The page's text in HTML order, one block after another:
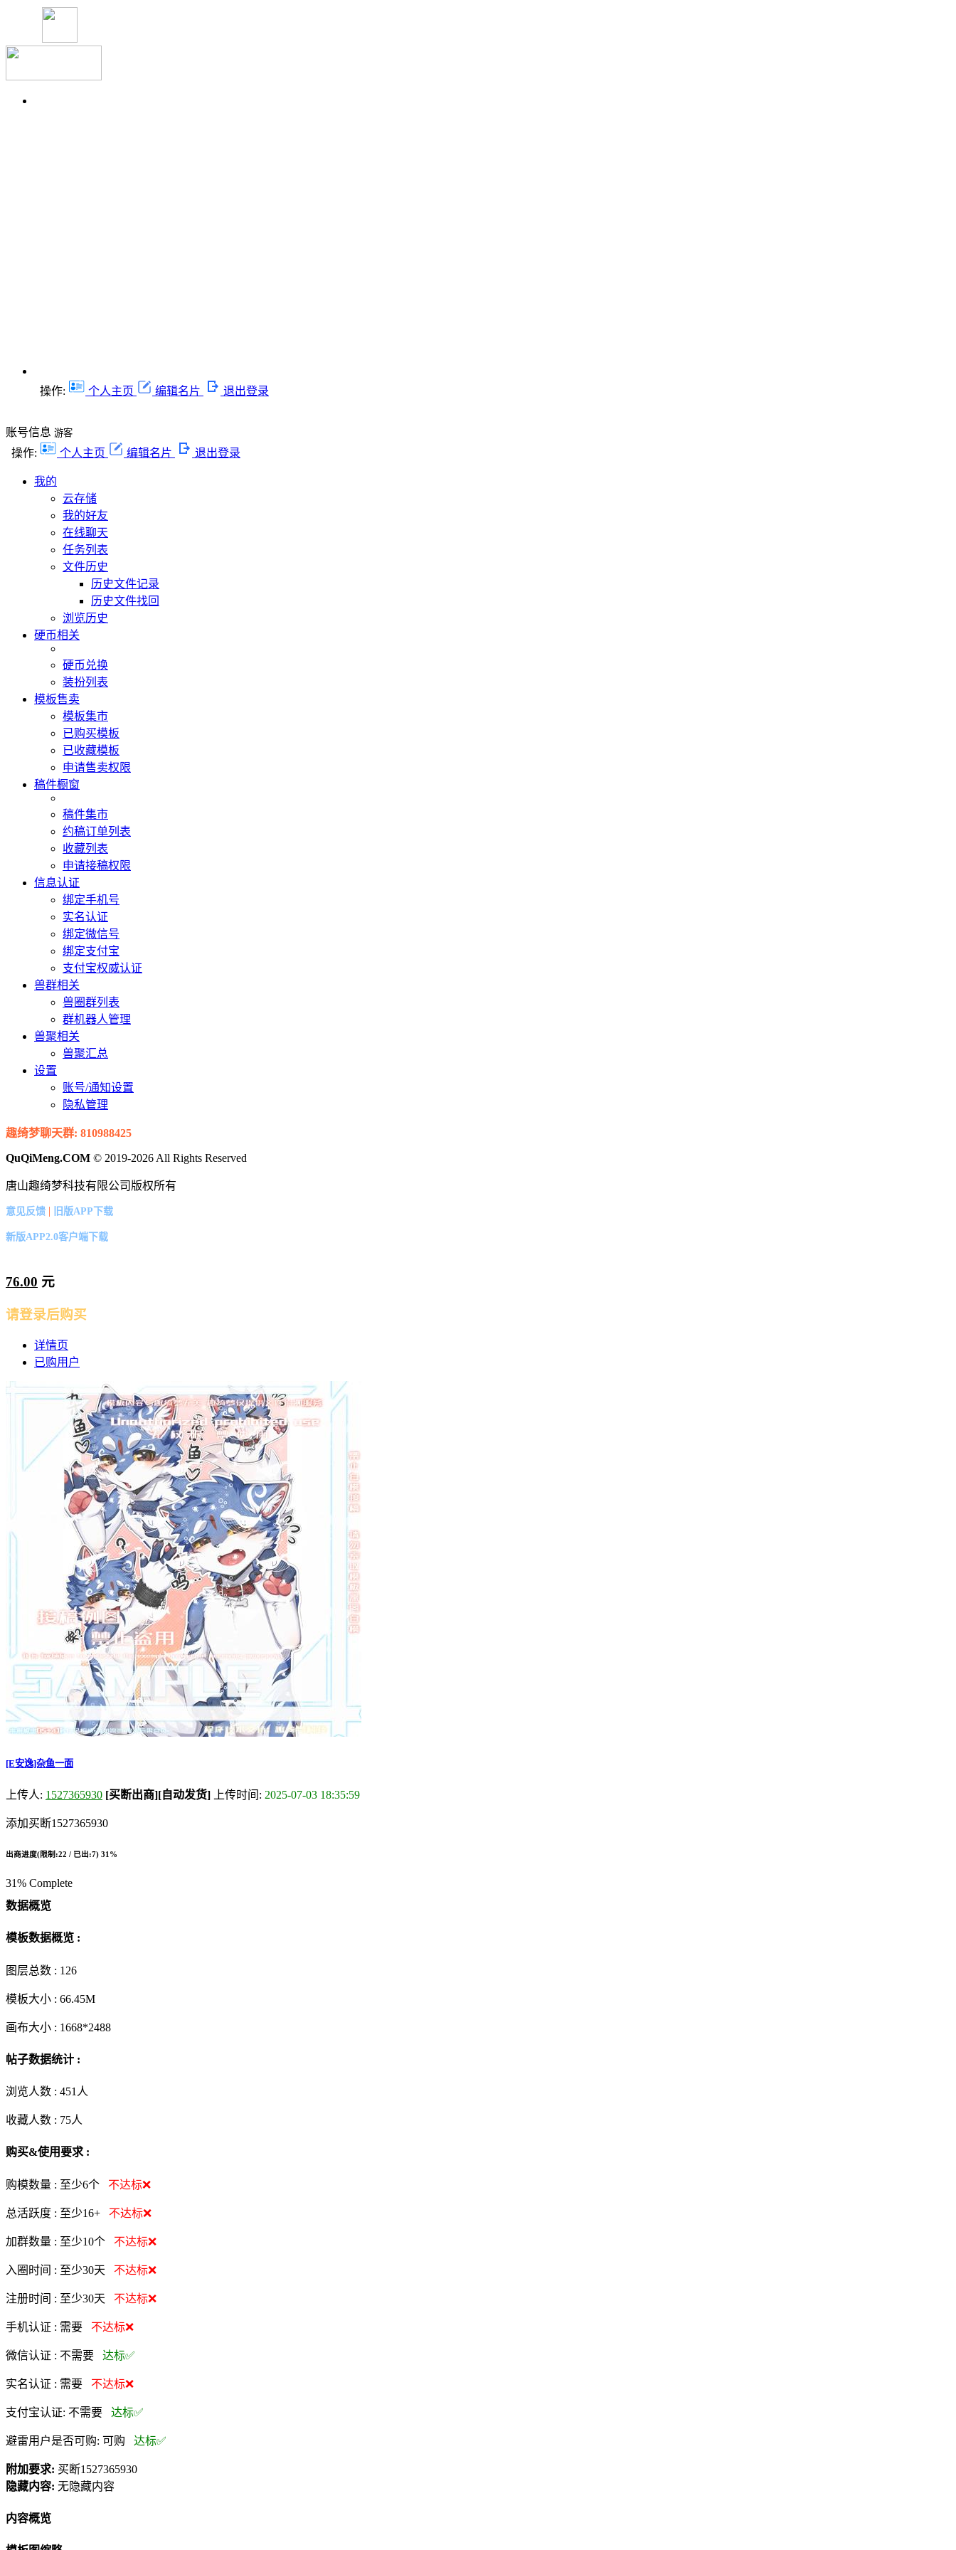
操作: 个人主页 编辑名片 退出登录
账号信息 游客
操作: 个人主页 编辑名片 退出登录
我的
云存储
我的好友
在线聊天
任务列表
文件历史
历史文件记录
历史文件找回
浏览历史
硬币相关
硬币兑换
装扮列表
模板售卖
模板集市
已购买模板
已收藏模板
申请售卖权限
稿件橱窗
稿件集市
约稿订单列表
收藏列表
申请接稿权限
信息认证
绑定手机号
实名认证
绑定微信号
绑定支付宝
支付宝权威认证
兽群相关
兽圈群列表
群机器人管理
兽聚相关
兽聚汇总
设置
账号/通知设置
隐私管理
趣绮梦聊天群: 810988425
QuQiMeng.COM © 2019-2026 All Rights Reserved
唐山趣绮梦科技有限公司版权所有
意见反馈 | 旧版APP下载
新版APP2.0客户端下载
76.00 元
请登录后购买
详情页
已购用户
[E安逸]杂鱼一面
上传人: 1527365930 [买断出商][自动发货] 上传时间: 2025-07-03 18:35:59
添加买断1527365930
出商进度(限制:22 / 已出:7) 31%
31% Complete
数据概览
模板数据概览 :
图层总数 : 126
模板大小 : 66.45M
画布大小 : 1668*2488
帖子数据统计 :
浏览人数 : 451人
收藏人数 : 75人
购买&使用要求 :
购模数量 : 至少6个 不达标❌
总活跃度 : 至少16+ 不达标❌
加群数量 : 至少10个 不达标❌
入圈时间 : 至少30天 不达标❌
注册时间 : 至少30天 不达标❌
手机认证 : 需要 不达标❌
微信认证 : 不需要 达标✅
实名认证 : 需要 不达标❌
支付宝认证: 不需要 达标✅
避雷用户是否可购: 可购 达标✅
附加要求: 买断1527365930
隐藏内容: 无隐藏内容
内容概览